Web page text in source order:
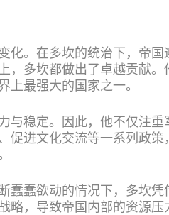
化。在多坎的统治下，帝国
，多坎都做出了卓越贡献。
上最强大的国家之一。
与稳定。因此，他不仅注重
促进文化交流等一系列政策
蠢蠢欲动的情况下，多坎凭
，导致帝国内部的资源压